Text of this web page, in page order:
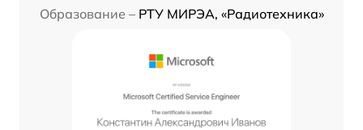
Образование – РТУ МИРЭА, «Радиотехника»